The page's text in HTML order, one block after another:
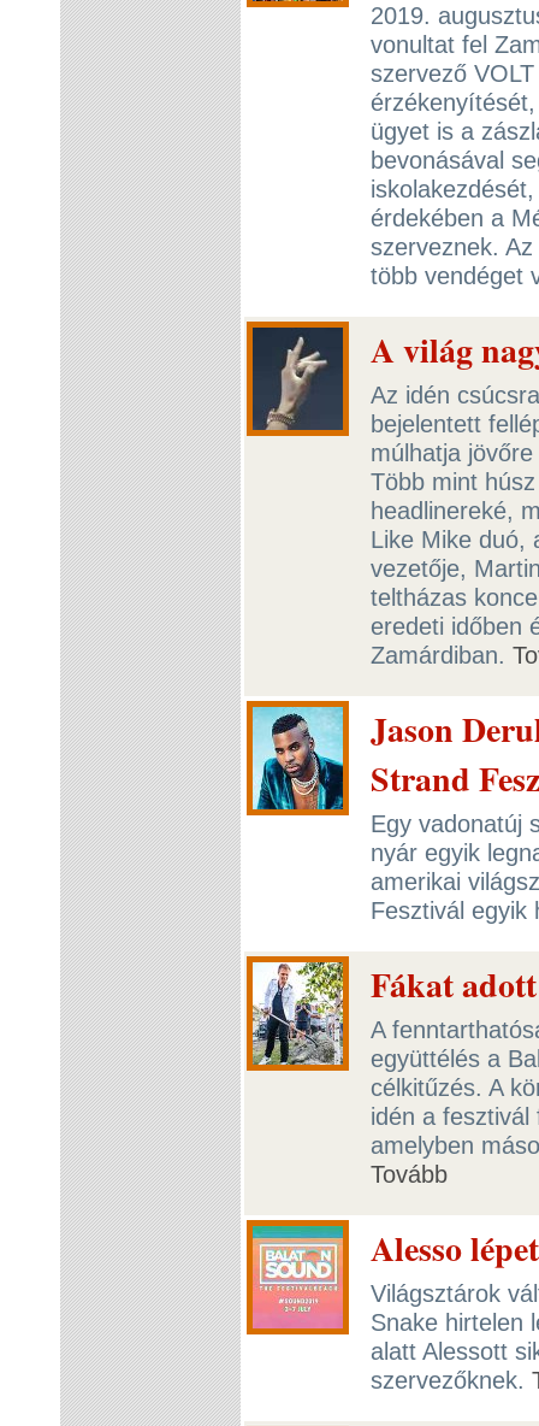
2019.
vonultat fel
szervező
ügyet is a
bevonásával
érdekében a
szerveznek.
több vendéget
A világ
Az idén
bejelentett
múlhatja
Több mint
headlinereké,
Like Mike duó,
vezetője,
teltházas
eredeti időben
Zamárdiban.
Jason
Strand
Egy vadonatúj
nyár egyik
amerikai
Fesztivál
Fákat
A
együttélés a
célkitűzés. A
idén a
amelyben
Tovább
Alesso
Világsztárok
Snake hirtelen
alatt Alessott
szervezőknek.